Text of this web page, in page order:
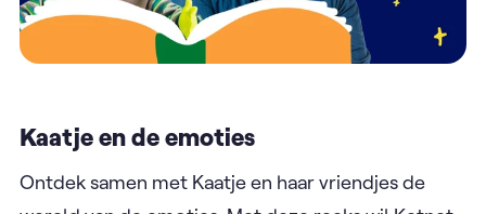
Kaatje en de emoties
Ontdek samen met Kaatje en haar vriendjes de